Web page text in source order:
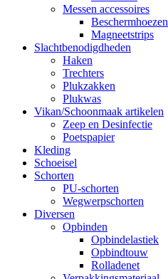
Messen accessoires
Beschermhoezen
Magneetstrips
Slachtbenodigdheden
Haken
Trechters
Plukzakken
Plukwas
Vikan/Schoonmaak artikelen
Zeep en Desinfectie
Poetspapier
Kleding
Schoeisel
Schorten
PU-schorten
Wegwerpschorten
Diversen
Opbinden
Opbindelastiek
Opbindtouw
Rolladenet